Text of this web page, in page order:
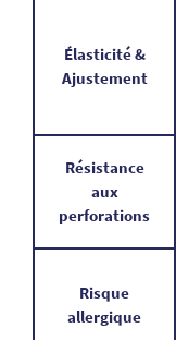
Élasticité &
Ajustement
Résistance
aux
perforations
Risque
allergique